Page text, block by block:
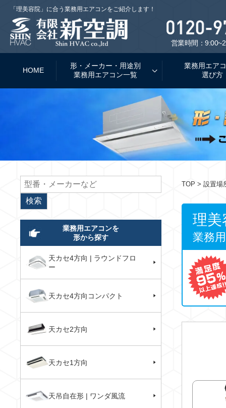
「理美容院」に合う業務用エアコンをご紹介します！
営業時間：
HOME
形・メーカー・用途別
業務用エアコン一覧
業務用エア
選び方
TOP > 設置場
理美
業務
業務用エアコンを
形から探す
天カセ4方向 | ラウンドフロ
ー
天カセ4方向コンパクト
天カセ2方向
天カセ1方向
天吊自在形 | ワンダ風流